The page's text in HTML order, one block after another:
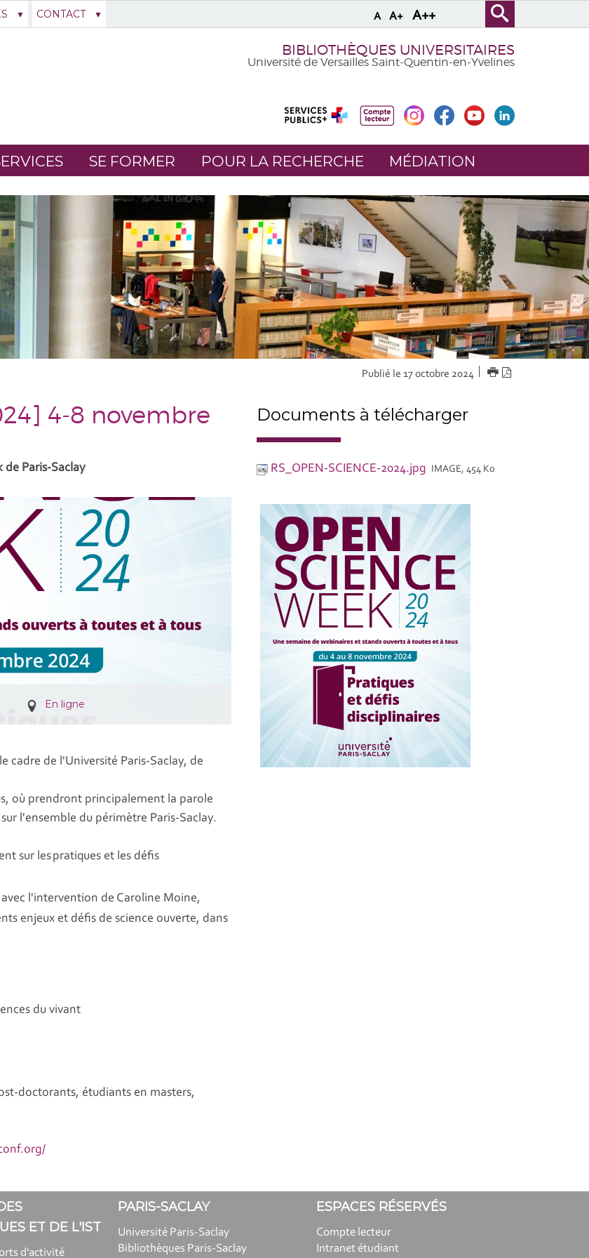
A A+ A++
BIBLIOTHÈQUES UNIVERSITAIRES
Université de Versailles Saint-Quentin-en-Yvelines
SE FORMER POUR LA RECHERCHE MÉDIATION
Publié le 17 octobre 2024 IMPRIMER
4-8 novembre
de Paris-Saclay
En ligne
cadre de l'Université Paris-Saclay, de
où prendront principalement la parole
l'ensemble du périmètre Paris-Saclay.
sur les pratiques et les défis
l'intervention de Caroline Moine,
enjeux et défis de science ouverte, dans
du vivant
doctorants, étudiants en masters,
Documents à télécharger
RS_OPEN-SCIENCE-2024.jpg IMAGE, 454 Ko
CONTACT
ET DE L'IST
d'activité
PARIS-SACLAY
Université Paris-Saclay
Bibliothèques Paris-Saclay
ESPACES RÉSERVÉS
Compte lecteur
Intranet étudiant